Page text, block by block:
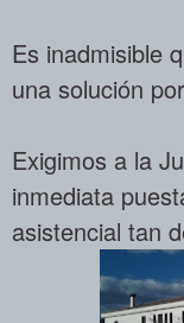
Es inadmisible
una solución
Exigimos a la
inmediata
asistencial tan